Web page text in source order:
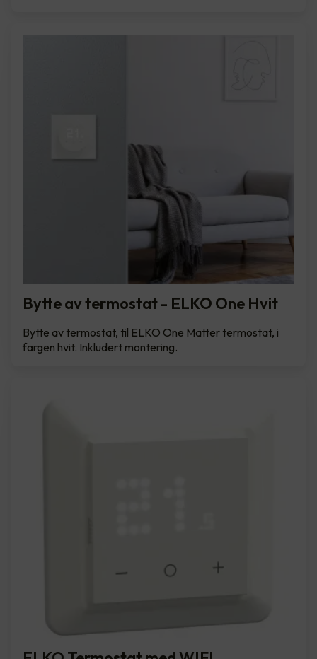
Bytte av termostat - ELKO One Hvit
Bytte av termostat, til ELKO One Matter termostat, i
fargen hvit. Inkludert montering.